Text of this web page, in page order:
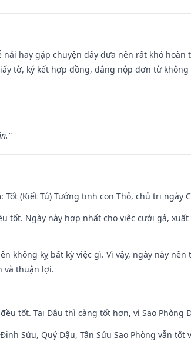
hay gặp chuyện dây dưa nên rất khó
tờ, ký kết hợp đồng, dâng nộp đơn từ không
Tốt (Kiết Tú) Tướng tinh con Thỏ, chủ trị ngày
tốt. Ngày này hợp nhất cho việc cưới gả,
không kỵ bất kỳ việc gì. Vì vậy, ngày này
và thuận lợi.
tốt. Tại Dậu thì càng tốt hơn, vì Sao Phòng
Sửu, Quý Dậu, Tân Sửu Sao Phòng vẫn